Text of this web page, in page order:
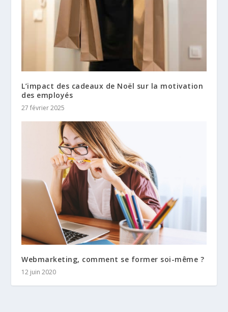
L’impact des cadeaux de Noël sur la motivation
des employés
27 février 2025
Webmarketing, comment se former soi-même ?
12 juin 2020